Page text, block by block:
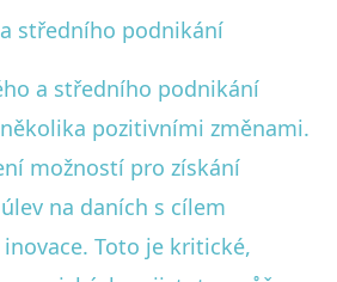
středního podnikání
a středního podnikání
pozitivními změnami.
možností pro získání
na daních s cílem
Toto je kritické,